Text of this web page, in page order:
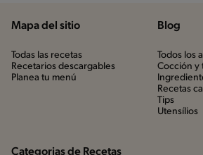
Mapa del sitio
Todas las recetas
Recetarios descargables
Planea tu menú
Blog
Todos los
Cocción y
Recetas
Tips
Utensílios
Categorias de Recetas